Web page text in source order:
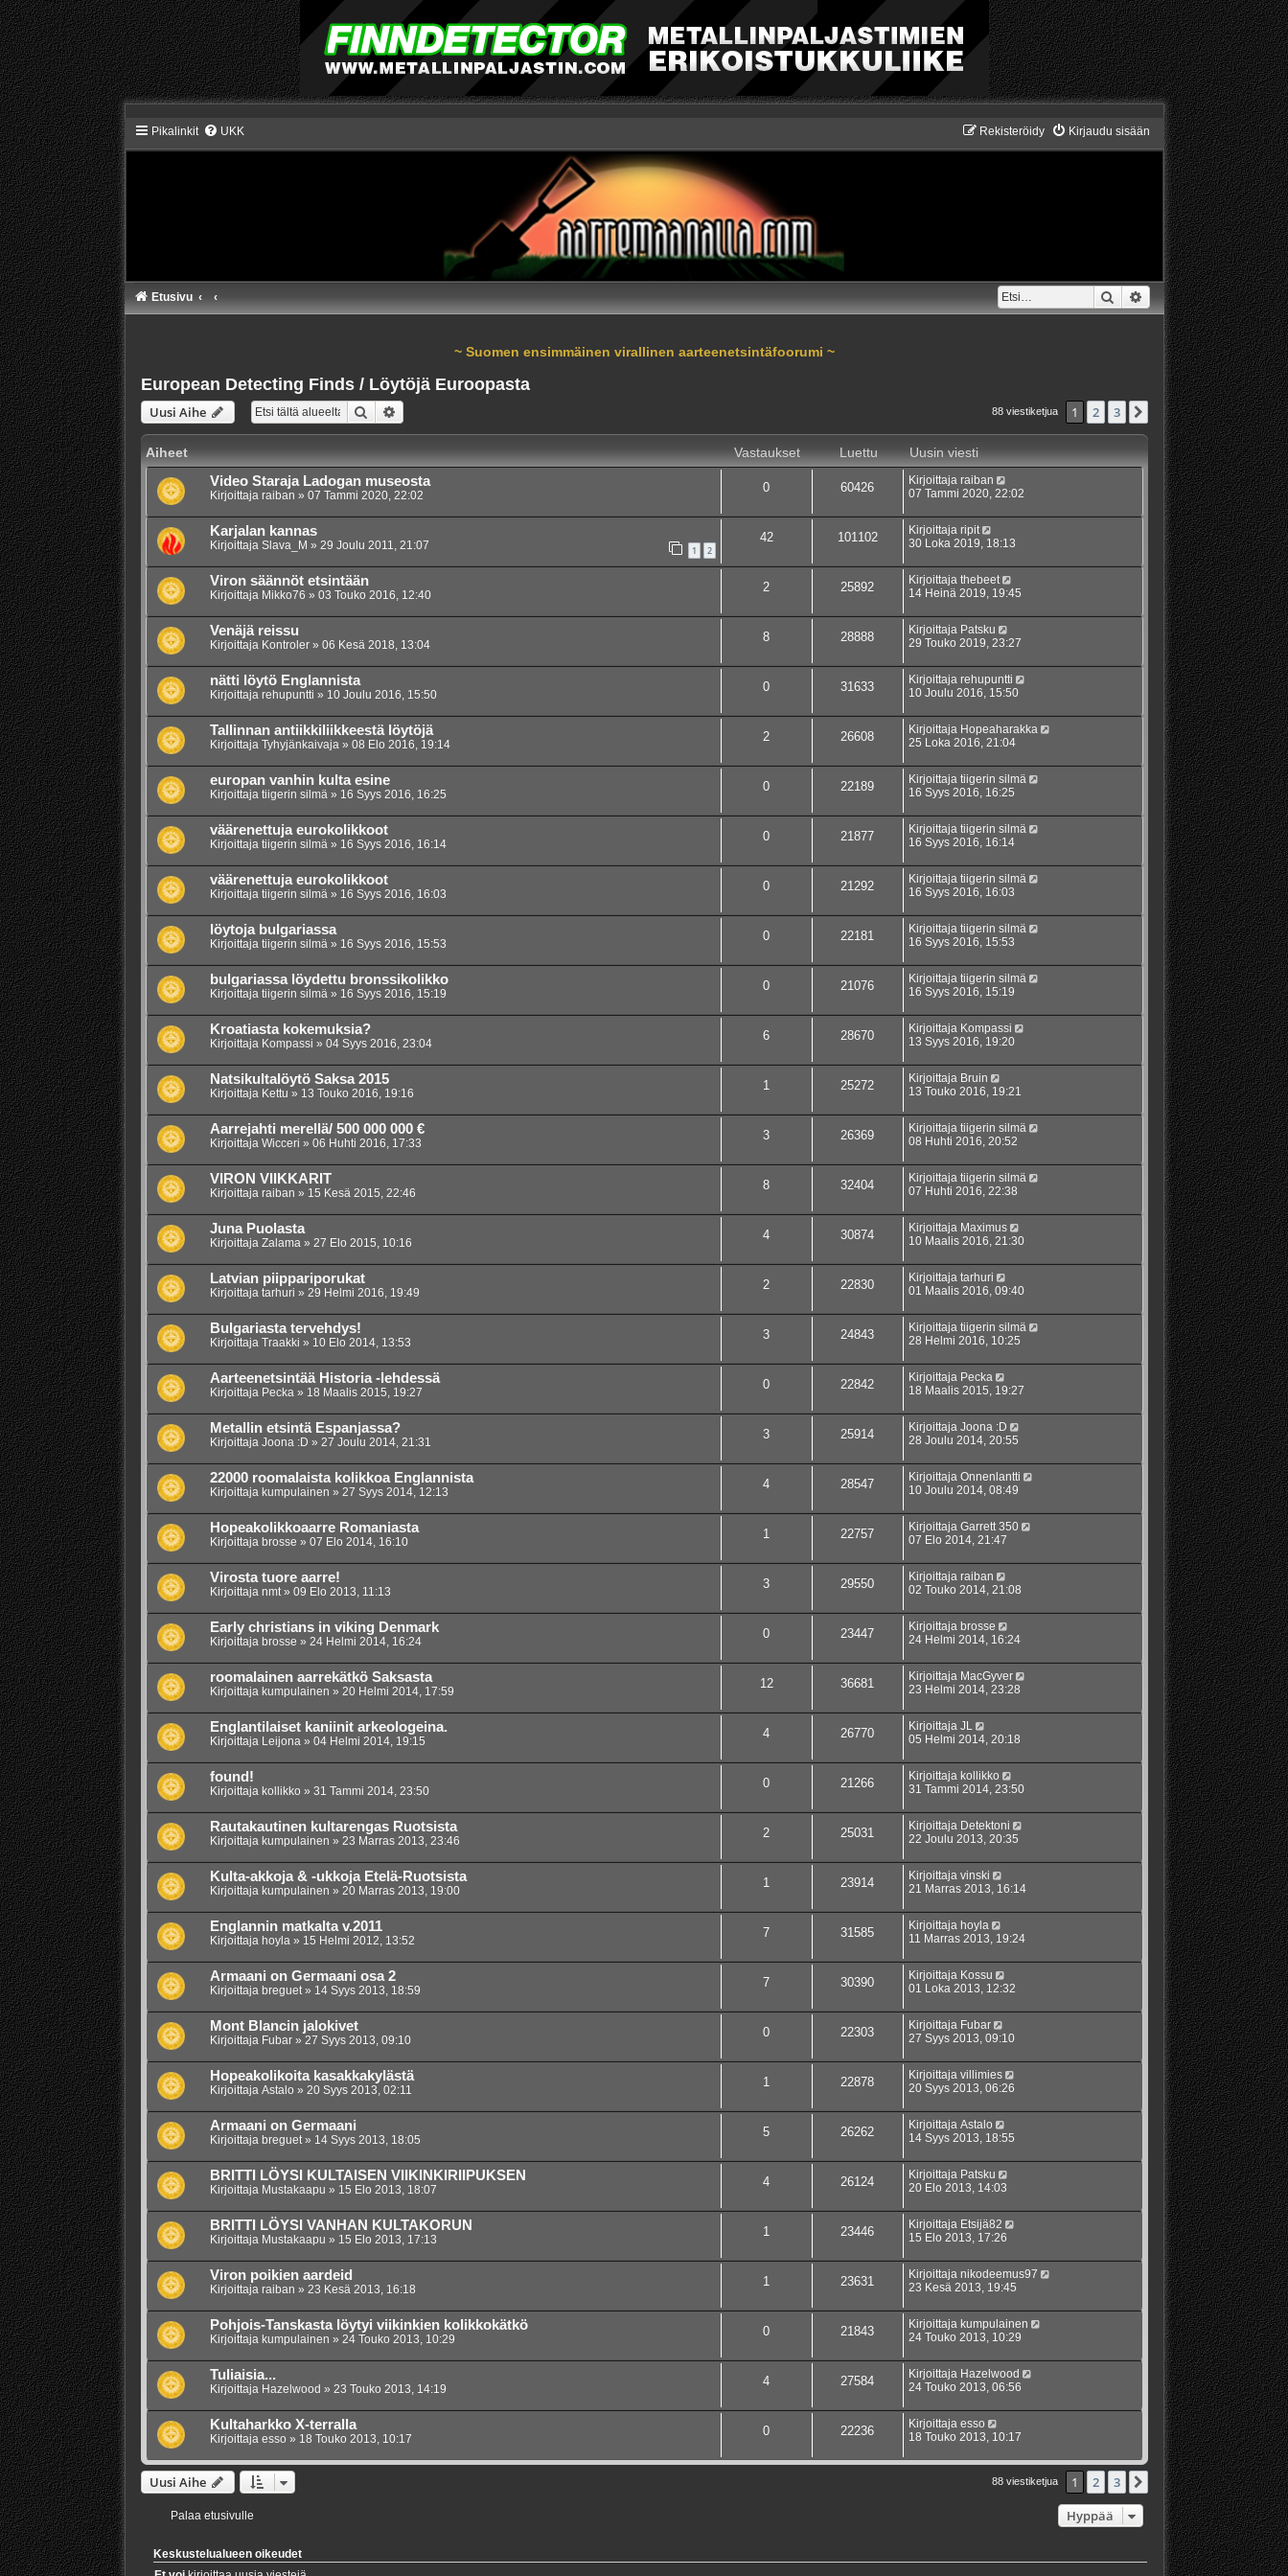
Pikalinkit UKK Kirjaudu sisään
Rekisteröidy
Etsi Tarkennettu haku
Etusivu
~ Suomen ensimmäinen virallinen aarteenetsintäfoorumi ~
European Detecting Finds / Löytöjä Euroopasta
Uusi Aihe Etsi 88 viestiketjua 1 2 3 Seuraava
Aiheet Vastaukset Luettu
Uusin viesti
Video Staraja Ladogan museosta
Kirjoittaja raiban » 07 Tammi 2020, 22:02
0 60426 Kirjoittaja raiban
07 Tammi 2020, 22:02
Karjalan kannas
Kirjoittaja Slava_M » 29 Joulu 2011, 21:07 1 2
42 101102 Kirjoittaja ripit
30 Loka 2019, 18:13
Viron säännöt etsintään
Kirjoittaja Mikko76 » 03 Touko 2016, 12:40
2 25892 Kirjoittaja thebeet
14 Heinä 2019, 19:45
Venäjä reissu
Kirjoittaja Kontroler» 06 Kesä 2018, 13:04
8 28888 Kirjoittaja Patsku
29 Touko 2019, 23:27
nätti löytö Englannista
Kirjoittaja rehupuntti » 10 Joulu 2016, 15:50
0 31633 Kirjoittaja rehupuntti
10 Joulu 2016, 15:50
Tallinnan antiikkiliikkeestä löytöjä
Kirjoittaja Tyhyjänkaivaja» 08 Elo 2016, 19:14
2 26608 Kirjoittaja Hopeaharakka
25 Loka 2016, 21:04
europan vanhin kulta esine
Kirjoittaja tiigerin silmä» 16 Syys 2016, 16:25
0 22189 Kirjoittaja tiigerin silmä
16 Syys 2016, 16:25
väärenettuja eurokolikkoot
Kirjoittaja tiigerin silmä» 16 Syys 2016, 16:14
0 21877 Kirjoittaja tiigerin silmä
16 Syys 2016, 16:14
väärenettuja eurokolikkoot
Kirjoittaja tiigerin silmä» 16 Syys 2016, 16:03
0 21292 Kirjoittaja tiigerin silmä
16 Syys 2016, 16:03
löytoja bulgariassa
Kirjoittaja tiigerin silmä» 16 Syys 2016, 15:53
0 22181 Kirjoittaja tiigerin silmä
16 Syys 2016, 15:53
bulgariassa löydettu bronssikolikko
Kirjoittaja tiigerin silmä» 16 Syys 2016, 15:19
0 21076 Kirjoittaja tiigerin silmä
16 Syys 2016, 15:19
Kroatiasta kokemuksia?
Kirjoittaja Kompassi » 04 Syys 2016, 23:04
6 28670 Kirjoittaja Kompassi
13 Syys 2016, 19:20
Natsikultalöytö Saksa 2015
Kirjoittaja Kettu » 13 Touko 2016, 19:16
1 25272 Kirjoittaja Bruin
13 Touko 2016, 19:21
Aarrejahti merellä/ 500 000 000 €
Kirjoittaja Wicceri » 06 Huhti 2016, 17:33
3 26369 Kirjoittaja tiigerin silmä
08 Huhti 2016, 20:52
VIRON VIIKKARIT
Kirjoittaja raiban » 15 Kesä 2015, 22:46
8 32404 Kirjoittaja tiigerin silmä
07 Huhti 2016, 22:38
Juna Puolasta
Kirjoittaja Zalama» 27 Elo 2015, 10:16
4 30874 Kirjoittaja Maximus
10 Maalis 2016, 21:30
Latvian piippariporukat
Kirjoittaja tarhuri » 29 Helmi 2016, 19:49
2 22830 Kirjoittaja tarhuri
01 Maalis 2016, 09:40
Bulgariasta tervehdys!
Kirjoittaja Traakki » 10 Elo 2014, 13:53
3 24843 Kirjoittaja tiigerin silmä
28 Helmi 2016, 10:25
Aarteenetsintää Historia -lehdessä
Kirjoittaja Pecka» 18 Maalis 2015, 19:27
0 22842 Kirjoittaja Pecka
18 Maalis 2015, 19:27
Metallin etsintä Espanjassa?
Kirjoittaja Joona :D » 27 Joulu 2014, 21:31
3 25914 Kirjoittaja Joona :D
28 Joulu 2014, 20:55
22000 roomalaista kolikkoa Englannista
Kirjoittaja kumpulainen » 27 Syys 2014, 12:13
4 28547 Kirjoittaja Onnenlantti
10 Joulu 2014, 08:49
Hopeakolikkoaarre Romaniasta
Kirjoittaja brosse » 07 Elo 2014, 16:10
1 22757 Kirjoittaja Garrett 350
07 Elo 2014, 21:47
Virosta tuore aarre!
Kirjoittaja nmt» 09 Elo 2013, 11:13
3 29550 Kirjoittaja raiban
02 Touko 2014, 21:08
Early christians in viking Denmark
Kirjoittaja brosse » 24 Helmi 2014, 16:24
0 23447 Kirjoittaja brosse
24 Helmi 2014, 16:24
roomalainen aarrekätkö Saksasta
Kirjoittaja kumpulainen » 20 Helmi 2014, 17:59
12 36681 Kirjoittaja MacGyver
23 Helmi 2014, 23:28
Englantilaiset kaniinit arkeologeina.
Kirjoittaja Leijona» 04 Helmi 2014, 19:15
4 26770 Kirjoittaja JL
05 Helmi 2014, 20:18
found!
Kirjoittaja kollikko » 31 Tammi 2014, 23:50
0 21266 Kirjoittaja kollikko
31 Tammi 2014, 23:50
Rautakautinen kultarengas Ruotsista
Kirjoittaja kumpulainen » 23 Marras 2013, 23:46
2 25031 Kirjoittaja Detektoni
22 Joulu 2013, 20:35
Kulta-akkoja & -ukkoja Etelä-Ruotsista
Kirjoittaja kumpulainen » 20 Marras 2013, 19:00
1 23914 Kirjoittaja vinski
21 Marras 2013, 16:14
Englannin matkalta v.2011
Kirjoittaja hoyla» 15 Helmi 2012, 13:52
7 31585 Kirjoittaja hoyla
11 Marras 2013, 19:24
Armaani on Germaani osa 2
Kirjoittaja breguet» 14 Syys 2013, 18:59
7 30390 Kirjoittaja Kossu
01 Loka 2013, 12:32
Mont Blancin jalokivet
Kirjoittaja Fubar» 27 Syys 2013, 09:10
0 22303 Kirjoittaja Fubar
27 Syys 2013, 09:10
Hopeakolikoita kasakkakylästä
Kirjoittaja Astalo » 20 Syys 2013, 02:11
1 22878 Kirjoittaja villimies
20 Syys 2013, 06:26
Armaani on Germaani
Kirjoittaja breguet» 14 Syys 2013, 18:05
5 26262 Kirjoittaja Astalo
14 Syys 2013, 18:55
BRITTI LÖYSI KULTAISEN VIIKINKIRIIPUKSEN
Kirjoittaja Mustakaapu » 15 Elo 2013, 18:07
4 26124 Kirjoittaja Patsku
20 Elo 2013, 14:03
BRITTI LÖYSI VANHAN KULTAKORUN
Kirjoittaja Mustakaapu » 15 Elo 2013, 17:13
1 23446 Kirjoittaja Etsijä82
15 Elo 2013, 17:26
Viron poikien aardeid
Kirjoittaja raiban » 23 Kesä 2013, 16:18
1 23631 Kirjoittaja nikodeemus97
23 Kesä 2013, 19:45
Pohjois-Tanskasta löytyi viikinkien kolikkokätkö
Kirjoittaja kumpulainen » 24 Touko 2013, 10:29
0 21843 Kirjoittaja kumpulainen
24 Touko 2013, 10:29
Tuliaisia...
Kirjoittaja Hazelwood » 23 Touko 2013, 14:19
4 27584 Kirjoittaja Hazelwood
24 Touko 2013, 06:56
Kultaharkko X-terralla
Kirjoittaja esso » 18 Touko 2013, 10:17
0 22236 Kirjoittaja esso
18 Touko 2013, 10:17
Uusi Aihe 88 viestiketjua 1 2 3 Seuraava
Palaa etusivulle Hyppää
Keskustelualueen oikeudet